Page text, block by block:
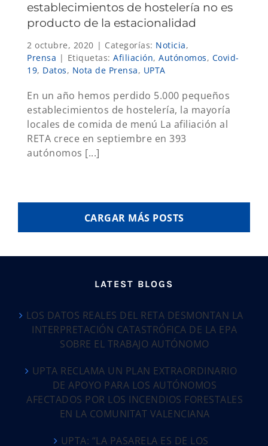
establecimientos de hostelería no es
producto de la estacionalidad
2 octubre, 2020 | Categorías: Noticia,
Prensa | Etiquetas: Afiliación, Autónomos, Covid-
19, Datos, Nota de Prensa, UPTA
En un año hemos perdido 5.000 pequeños
establecimientos de hostelería, la mayoría
locales de comida de menú La afiliación al
RETA crece en septiembre en 393
autónomos [...]
CARGAR MÁS POSTS
LATEST BLOGS
LOS DATOS REALES DEL RETA DESMONTAN LA
INTERPRETACIÓN CATASTRÓFICA DE LA EPA
SOBRE EL TRABAJO AUTÓNOMO
UPTA RECLAMA UN PLAN EXTRAORDINARIO
DE APOYO PARA LOS AUTÓNOMOS
AFECTADOS POR LOS INCENDIOS FORESTALES
EN LA COMUNITAT VALENCIANA
UPTA: “LA PASARELA ES DE LOS